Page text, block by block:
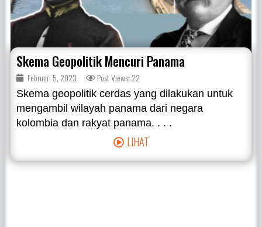
Skema Geopolitik Mencuri Panama
Februari 5, 2023 Post Views: 22
Skema geopolitik cerdas yang dilakukan untuk
mengambil wilayah panama dari negara
kolombia dan rakyat panama. . . .
LIHAT